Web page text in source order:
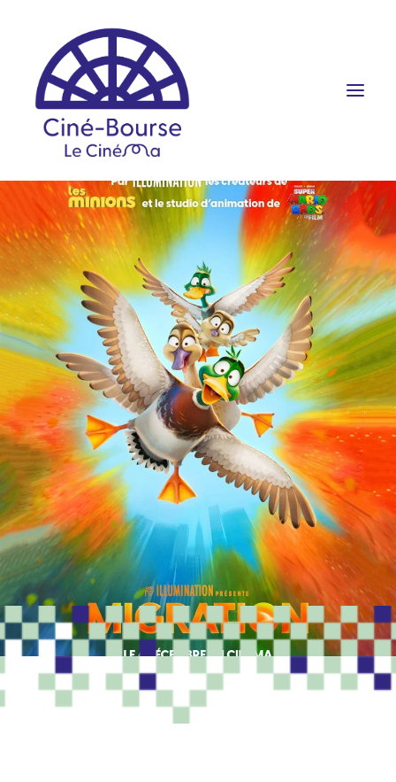
FILMS ET HORAIRES
ÉVÉNEMENTS
SCOLAIRES
PRATIQUE
RÉSERVATION
PROGRAMME